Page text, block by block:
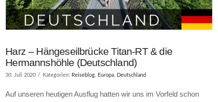
Harz – Hängeseilbrücke Titan-RT & die
Hermannshöhle (Deutschland)
30. Juli 2020 Kategorien: Reiseblog Europa Deutschland
Auf unseren heutigen Ausflug hatten wir uns im Vorfeld schon